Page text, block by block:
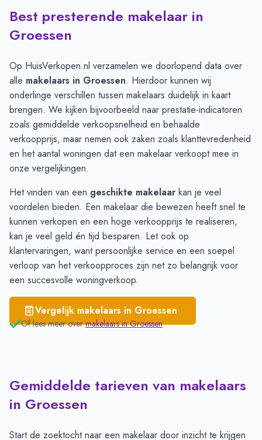
Verkoopprijzen in andere plaatsen per m2-Afgelopen 3
Plaats
Groessen
€ 4.532
Duiven
€ 4.125
Westervoort
Didam
€ 3.991
Zevenaar
€ 3.552
Best presterende makelaar in
Groessen
Op HuisVerkopen.nl verzamelen we doorlopend data over
alle makelaars in Groessen. Hierdoor kunnen wij
onderlinge verschillen tussen makelaars duidelijk in kaart
brengen. We kijken bijvoorbeeld naar prestatie-indicatoren
zoals gemiddelde verkoopsnelheid en behaalde
verkoopprijs, maar nemen ook zaken zoals klanttevredenheid
en het aantal woningen dat een makelaar verkoopt mee in
onze vergelijkingen.
Het vinden van een geschikte makelaar kan je veel
voordelen bieden. Een makelaar die bewezen heeft snel te
kunnen verkopen en een hoge verkoopprijs te realiseren,
kan je veel geld én tijd besparen. Let ook op
klantervaringen, want persoonlijke service en een soepel
verloop van het verkoopproces zijn net zo belangrijk voor
een succesvolle woningverkoop.
Vergelijk makelaars in Groessen
Of lees meer over makelaars inGroessen
Gemiddelde tarieven van makelaars
in Groessen
Start de zoektocht naar een makelaar door inzicht te krijgen